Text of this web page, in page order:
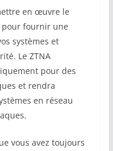
en œuvre le
pour fournir une
systèmes et
Le ZTNA
pour des
et rendra
en réseau
vous avez toujours